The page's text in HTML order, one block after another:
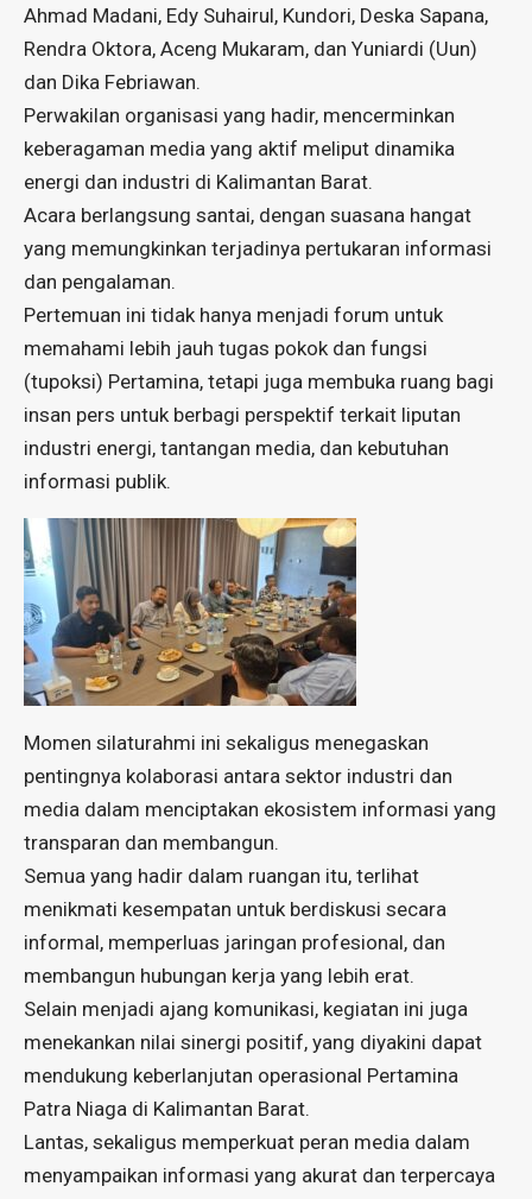
Ahmad Madani, Edy Suhairul, Kundori, Deska Sapana,
Rendra Oktora, Aceng Mukaram, dan Yuniardi (Uun)
dan Dika Febriawan.
Perwakilan organisasi yang hadir, mencerminkan
keberagaman media yang aktif meliput dinamika
energi dan industri di Kalimantan Barat.
Acara berlangsung santai, dengan suasana hangat
yang memungkinkan terjadinya pertukaran informasi
dan pengalaman.
Pertemuan ini tidak hanya menjadi forum untuk
memahami lebih jauh tugas pokok dan fungsi
(tupoksi) Pertamina, tetapi juga membuka ruang bagi
insan pers untuk berbagi perspektif terkait liputan
industri energi, tantangan media, dan kebutuhan
informasi publik.
Momen silaturahmi ini sekaligus menegaskan
pentingnya kolaborasi antara sektor industri dan
media dalam menciptakan ekosistem informasi yang
transparan dan membangun.
Semua yang hadir dalam ruangan itu, terlihat
menikmati kesempatan untuk berdiskusi secara
informal, memperluas jaringan profesional, dan
membangun hubungan kerja yang lebih erat.
Selain menjadi ajang komunikasi, kegiatan ini juga
menekankan nilai sinergi positif, yang diyakini dapat
mendukung keberlanjutan operasional Pertamina
Patra Niaga di Kalimantan Barat.
Lantas, sekaligus memperkuat peran media dalam
menyampaikan informasi yang akurat dan terpercaya